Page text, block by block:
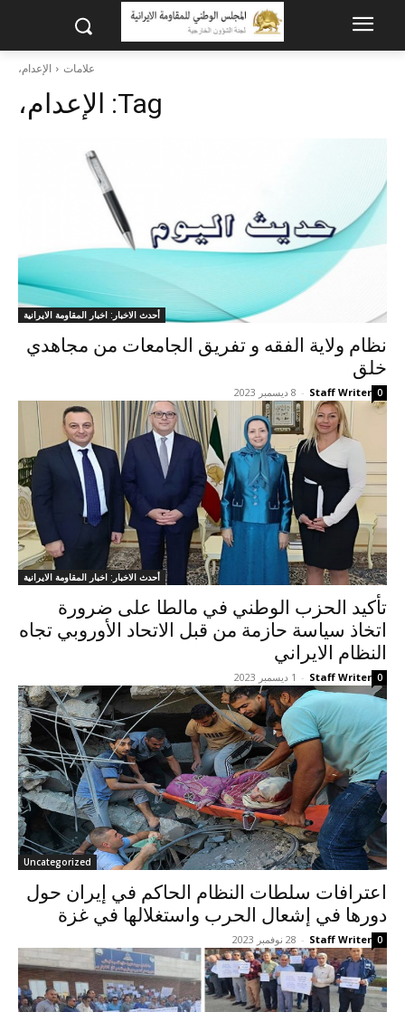
علامات الإعدام،
Tag: الإعدام،
أحدث الاخبار: اخبار المقاومة الايرانية
نظام ولایة الفقه و تفریق الجامعات من مجاهدي
خلق
Staff Writer
- 8 ديسمبر 2023 0
أحدث الاخبار: اخبار المقاومة الايرانية
تأكيد الحزب الوطني في مالطا على ضرورة
اتخاذ سياسة حازمة من قبل الاتحاد الأوروبي تجاه
النظام الایراني
Staff Writer
- 1 ديسمبر 2023 0
Uncategorized
اعترافات سلطات النظام الحاكم في إيران حول
دورها في إشعال الحرب واستغلالها في غزة
Staff Writer
- 28 نوفمبر 2023 0